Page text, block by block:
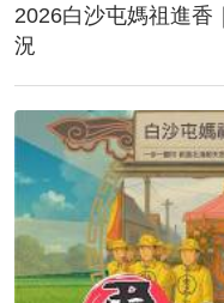
2026白沙屯媽祖進
況